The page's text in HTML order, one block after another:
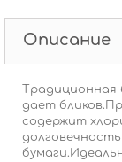
Описание
Традиционная
дает
содержит